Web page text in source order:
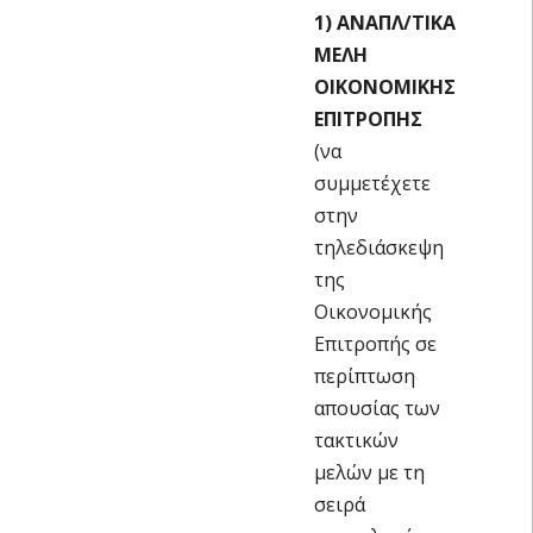
1) ΑΝΑΠΛ/ΤΙΚΑ
ΜΕΛΗ
ΟΙΚΟΝΟΜΙΚΗΣ
ΕΠΙΤΡΟΠΗΣ
(να
συμμετέχετε
στην
τηλεδιάσκεψη
της
Οικονομικής
Επιτροπής σε
περίπτωση
απουσίας των
τακτικών
μελών με τη
σειρά